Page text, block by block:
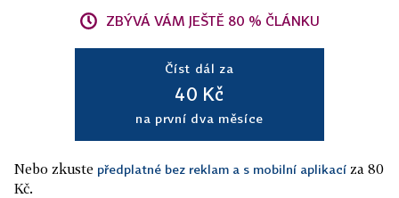
ZBÝVÁ VÁM JEŠTĚ 80 % ČLÁNKU
Číst dál za
40 Kč
na první dva měsíce
Nebo zkuste předplatné bez reklam a s mobilní aplikací za 80
Kč.